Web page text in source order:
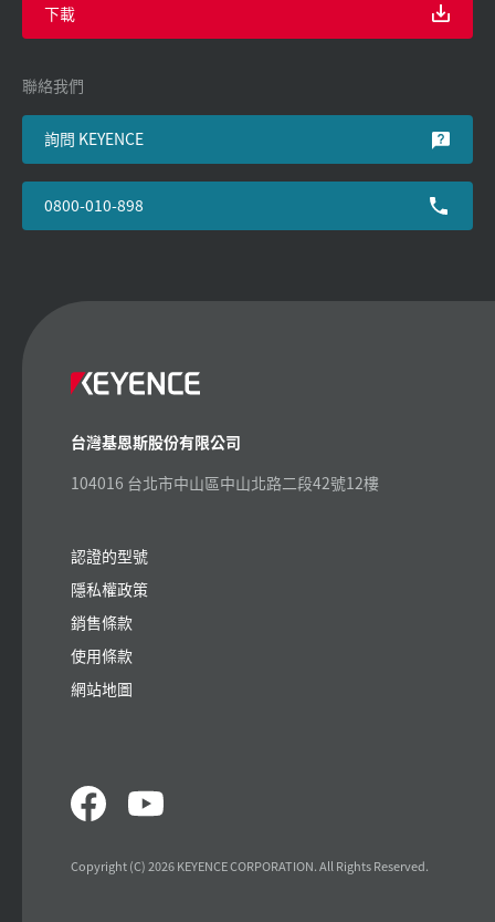
下載
聯絡我們
詢問 KEYENCE
0800-010-898
台灣基恩斯股份有限公司
104016 台北市中山區中山北路二段42號12樓
認證的型號
隱私權政策
銷售條款
使用條款
網站地圖
Copyright (C) 2026 KEYENCE CORPORATION. All Rights Reserved.